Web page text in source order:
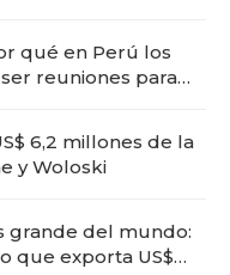
qué en Perú los
reuniones para
6,2 millones de la
y Woloski
grande del mundo:
que exporta US$